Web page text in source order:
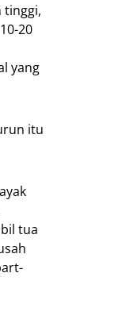
tinggi,
20
yang
itu
tua